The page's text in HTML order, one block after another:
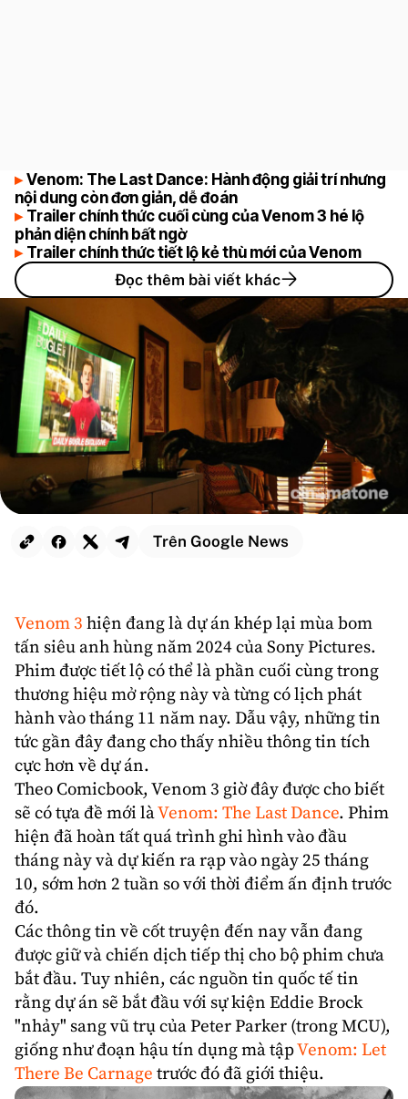
Trên Google News
Venom 3 hiện đang là dự án khép lại mùa bom
tấn siêu anh hùngnăm 2024 củaSony Pictures.
Phim được tiết lộ có thể là phần cuối cùng trong
thương hiệu mở rộng này và từng có lịch phát
hành vào tháng 11 năm nay. Dẫu vậy, những tin
tức gần đây đang cho thấy nhiều thông tin tích
cực hơn về dự án.
Theo Comicbook, Venom 3 giờ đây được cho biết
sẽ có tựa đề mới làVenom: The Last Dance. Phim
hiện đã hoàn tất quá trình ghi hình vào đầu
tháng này và dự kiến ra rạp vào ngày 25 tháng
10, sớm hơn 2 tuần so với thời điểm ấn định trước
đó.
Các thông tin về cốt truyện đến nay vẫn đang
được giữ và chiến dịch tiếp thị cho bộ phim chưa
bắt đầu. Tuy nhiên, các nguồn tin quốc tế tin
rằng dự án sẽ bắt đầu với sự kiện Eddie Brock
"nhảy" sang vũ trụ của Peter Parker (trong MCU),
giống như đoạn hậu tín dụng mà tậpVenom: Let
There Be Carnage trước đó đã giới thiệu.
Venom: The Last Dance: Hành động giải trí nhưng
nội dung còn đơn giản, dễ đoán
Trailer chính thức cuối cùng của Venom 3 hé lộ
phản diện chính bất ngờ
Trailer chính thức tiết lộ kẻ thù mới của Venom
Đọc thêm bài viết khác